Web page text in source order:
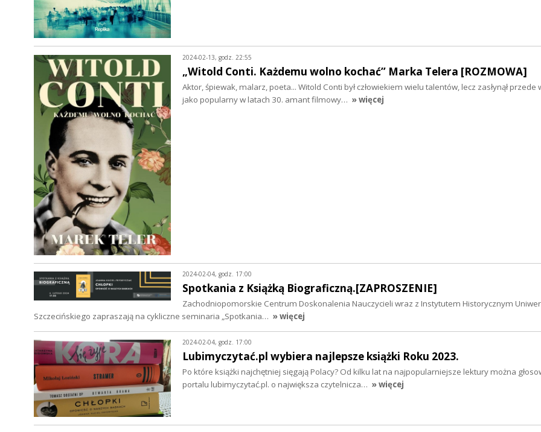
2024-02-13, godz. 22:55
„Witold Conti. Każdemu wolno kochać” Marka Telera [ROZMOWA]
Aktor, śpiewak, malarz, poeta... Witold Conti był człowiekiem wielu talentów, lecz zasłynął przede
jako popularny w latach 30. amant filmowy… » więcej
2024-02-04, godz. 17:00
Spotkania z Książką Biograficzną.[ZAPROSZENIE]
Zachodniopomorskie Centrum Doskonalenia Nauczycieli wraz z Instytutem Historycznym
Szczecińskiego zapraszają na cykliczne seminaria „Spotkania… » więcej
2024-02-04, godz. 17:00
Lubimyczytać.pl wybiera najlepsze książki Roku 2023.
Po które książki najchętniej sięgają Polacy? Od kilku lat na najpopularniejsze lektury można
portalu lubimyczytać.pl. o największa czytelnicza… » więcej